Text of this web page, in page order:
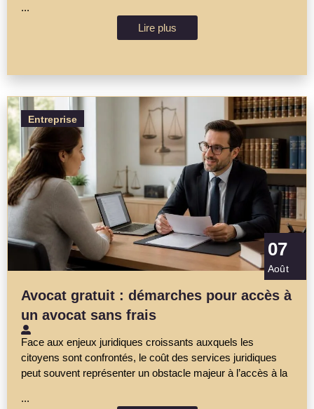
...
Lire plus
Entreprise
07
Août
Avocat gratuit : démarches pour accès à
un avocat sans frais
Face aux enjeux juridiques croissants auxquels les
citoyens sont confrontés, le coût des services juridiques
peut souvent représenter un obstacle majeur à l’accès à la
...